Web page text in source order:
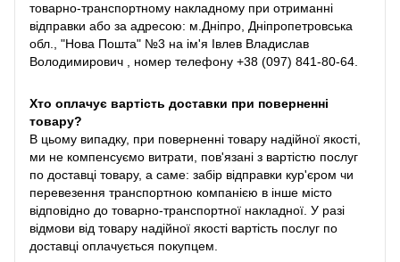
товарно-транспортному накладному при отриманні
відправки або за адресою: м.Дніпро, Дніпропетровська
обл., "Нова Пошта" №3 на ім'я Івлев Владислав
Володимирович , номер телефону +38 (097) 841-80-64.
Хто оплачує вартість доставки при поверненні
товару?
В цьому випадку, при поверненні товару надійної якості,
ми не компенсуємо витрати, пов'язані з вартістю послуг
по доставці товару, а саме: забір відправки кур'єром чи
перевезення транспортною компанією в інше місто
відповідно до товарно-транспортної накладної. У разі
відмови від товару надійної якості вартість послуг по
доставці оплачується покупцем.